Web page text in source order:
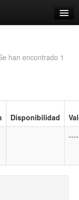
han encontrado 1
Disponibilidad